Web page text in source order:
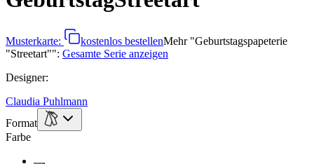
Musterkarte: kostenlos bestellenMehr"Geburtstagspapeterie
"Streetart"": Gesamte Serie anzeigen
Designer:
Claudia Puhlmann
Format
Farbe